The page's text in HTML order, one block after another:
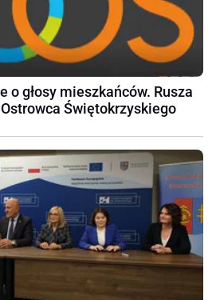
o głosy mieszkańców. Rusza
Świętokrzyskiego